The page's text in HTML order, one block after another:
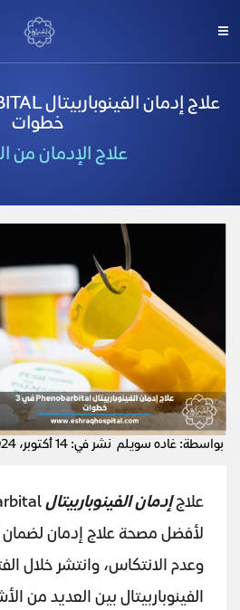
خطوات
علاج الإدمان من
بواسطة: غاده سويلم نشر في: 14 أكتوبر، 2024
علاجإدمان الفينوباربيتال
لأفضل مصحة علاج إدمان لضمان
وعدم الانتكاس، وانتشر خلال
الفينوباربيتال بين العديد من